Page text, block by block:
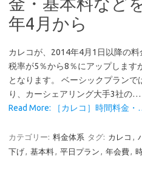
年4月から
カレコが、2014年4月1日以降の
税率が5％から8％にアップします
となります。 ベーシックプラン
り、カーシェアリング大手3社の…
Read More: ［カレコ］時間料金
カテゴリー: 料金体系 タグ: カレコ ,
下げ, 基本料, 平日プラン , 年会費,